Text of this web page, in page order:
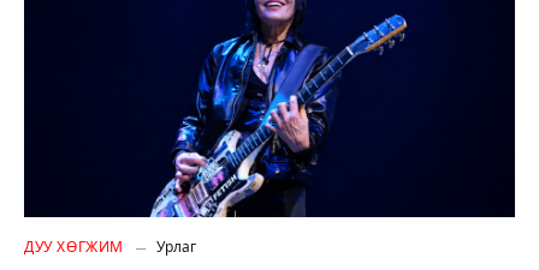
ДУУ ХӨГЖИМ Урлаг